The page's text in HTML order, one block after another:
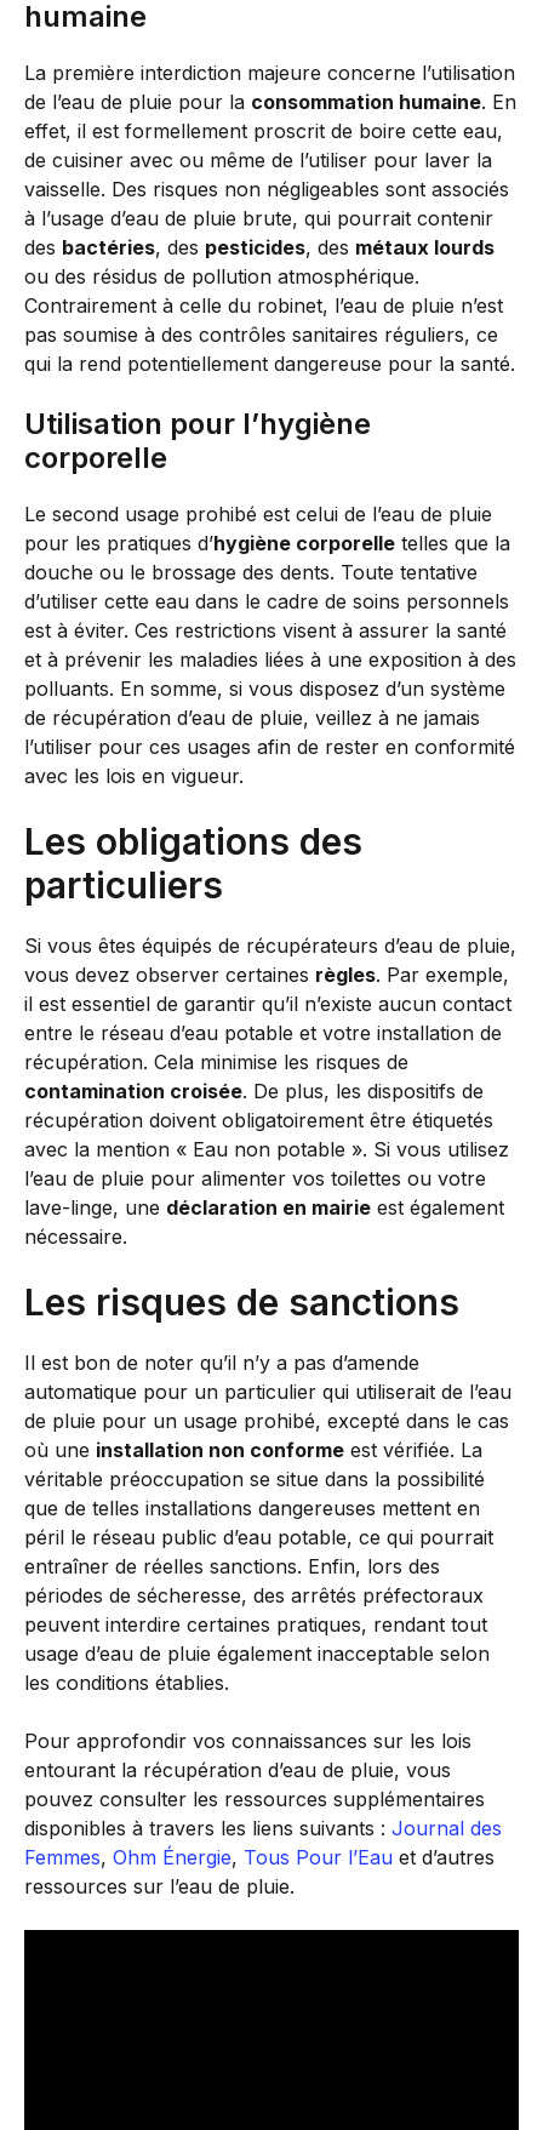
humaine
La première interdiction majeure concerne l’utilisation
de l’eau de pluie pour la consommation humaine. En
effet, il est formellement proscrit de boire cette eau,
de cuisiner avec ou même de l’utiliser pour laver la
vaisselle. Des risques non négligeables sont associés
à l’usage d’eau de pluie brute, qui pourrait contenir
des bactéries, des pesticides, des métaux lourds
ou des résidus de pollution atmosphérique.
Contrairement à celle du robinet, l’eau de pluie n’est
pas soumise à des contrôles sanitaires réguliers, ce
qui la rend potentiellement dangereuse pour la santé.
Utilisation pour l’hygiène
corporelle
Le second usage prohibé est celui de l’eau de pluie
pour les pratiques d’hygiène corporelle telles que la
douche ou le brossage des dents. Toute tentative
d’utiliser cette eau dans le cadre de soins personnels
est à éviter. Ces restrictions visent à assurer la santé
et à prévenir les maladies liées à une exposition à des
polluants. En somme, si vous disposez d’un système
de récupération d’eau de pluie, veillez à ne jamais
l’utiliser pour ces usages afin de rester en conformité
avec les lois en vigueur.
Les obligations des
particuliers
Si vous êtes équipés de récupérateurs d’eau de pluie,
vous devez observer certaines règles. Par exemple,
il est essentiel de garantir qu’il n’existe aucun contact
entre le réseau d’eau potable et votre installation de
récupération. Cela minimise les risques de
contamination croisée. De plus, les dispositifs de
récupération doivent obligatoirement être étiquetés
avec la mention « Eau non potable ». Si vous utilisez
l’eau de pluie pour alimenter vos toilettes ou votre
lave-linge, une déclaration en mairie est également
nécessaire.
Les risques de sanctions
Il est bon de noter qu’il n’y a pas d’amende
automatique pour un particulier qui utiliserait de l’eau
de pluie pour un usage prohibé, excepté dans le cas
où une installation non conforme est vérifiée. La
véritable préoccupation se situe dans la possibilité
que de telles installations dangereuses mettent en
péril le réseau public d’eau potable, ce qui pourrait
entraîner de réelles sanctions. Enfin, lors des
périodes de sécheresse, des arrêtés préfectoraux
peuvent interdire certaines pratiques, rendant tout
usage d’eau de pluie également inacceptable selon
les conditions établies.
Pour approfondir vos connaissances sur les lois
entourant la récupération d’eau de pluie, vous
pouvez consulter les ressources supplémentaires
disponibles à travers les liens suivants : Journal des
Femmes, Ohm Énergie, Tous Pour l’Eau et d’autres
ressources sur l’eau de pluie.